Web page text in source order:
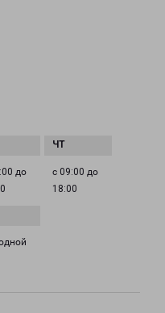
до
с 09:00 до
18:00